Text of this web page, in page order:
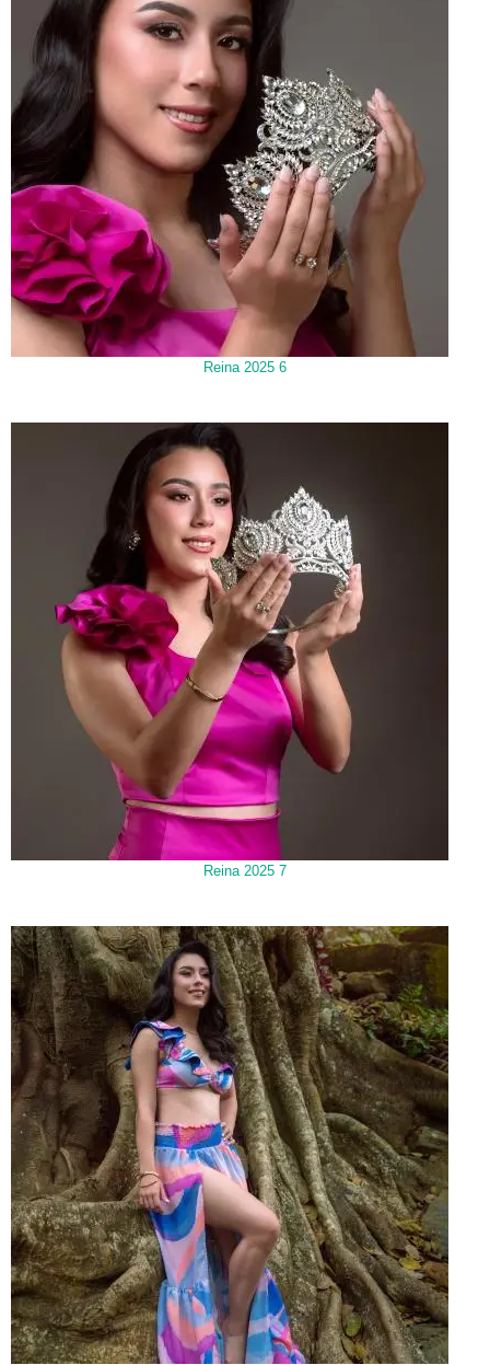
Reina 2025 6
Reina 2025 7